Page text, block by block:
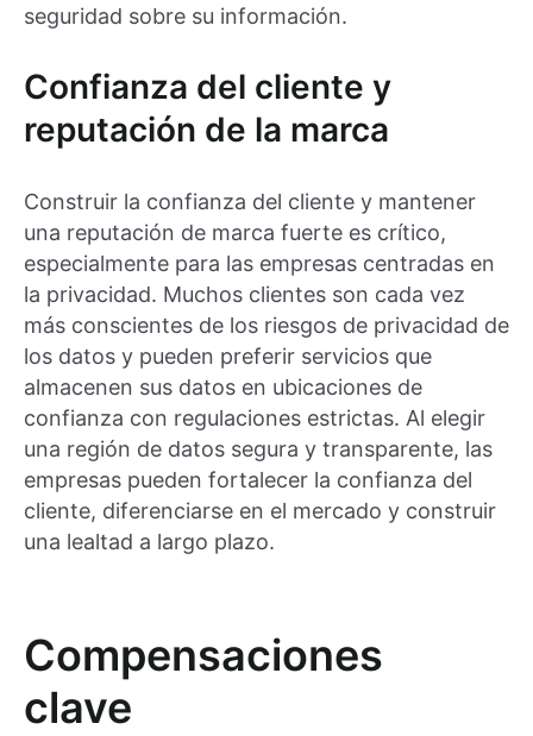
seguridad sobre su información.
Confianza del cliente y
reputación de la marca
Construir la confianza del cliente y mantener
una reputación de marca fuerte es crítico,
especialmente para las empresas centradas en
la privacidad. Muchos clientes son cada vez
más conscientes de los riesgos de privacidad de
los datos y pueden preferir servicios que
almacenen sus datos en ubicaciones de
confianza con regulaciones estrictas. Al elegir
una región de datos segura y transparente, las
empresas pueden fortalecer la confianza del
cliente, diferenciarse en el mercado y construir
una lealtad a largo plazo.
Compensaciones
clave